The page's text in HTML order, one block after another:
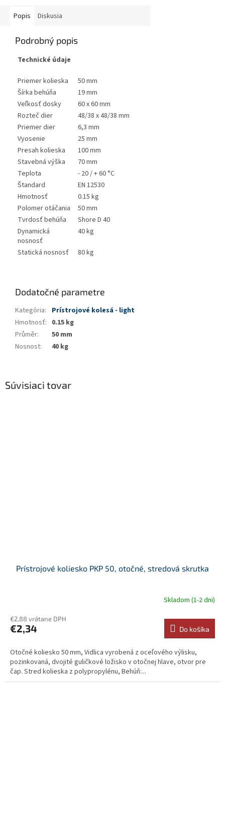
Súvisiaci tovar
Prístrojové koliesko PKP 50, otočné, stredová skrutka
Skladom (1-2 dni)
€2,88 vrátane DPH
€2,34 Do košíka
Otočné koliesko 50 mm, Vidlica vyrobená z oceľového výlisku,
pozinkovaná, dvojité guličkové ložisko v otočnej hlave, otvor pre
čap. Stred kolieska z polypropylénu, Behúň:...
Popis Diskusia
Podrobný popis
Technické údaje
Priemer kolieska
50 mm
Šírka behúňa
19 mm
Veľkosť dosky
60 x 60 mm
Rozteč dier
48/38 x 48/38 mm
Priemer dier
6,3 mm
Vyosenie
25 mm
Presah kolieska
100 mm
Stavebná výška
70 mm
Teplota
- 20 / + 60 °C
Štandard
EN 12530
Hmotnosť
0.15 kg
Polomer otáčania
50 mm
Tvrdosť behúňa
Shore D 40
Dynamická
nosnosť
40 kg
Statická nosnosť 80 kg
Dodatočné parametre
Kategória:
Prístrojové kolesá - light
Hmotnosť: 0.15 kg
Průměr:
50 mm
Nosnost: 40 kg